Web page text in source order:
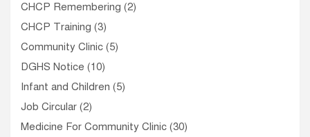
CHCP Remembering (2)
CHCP Training (3)
Community Clinic (5)
DGHS Notice (10)
Infant and Children (5)
Job Circular (2)
Medicine For Community Clinic (30)